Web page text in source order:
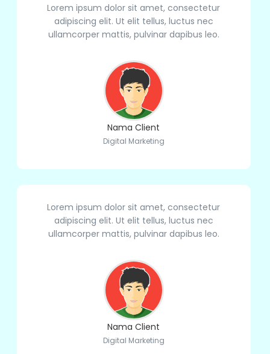
Lorem ipsum dolor sit amet, consectetur
adipiscing elit. Ut elit tellus, luctus nec
ullamcorper mattis, pulvinar dapibus leo.
Nama Client
Digital Marketing
Lorem ipsum dolor sit amet, consectetur
adipiscing elit. Ut elit tellus, luctus nec
ullamcorper mattis, pulvinar dapibus leo.
Nama Client
Digital Marketing